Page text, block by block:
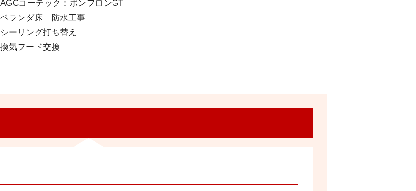
AGCコーテック：ボンフロンGT
ベランダ床 防水工事
シーリング打ち替え
換気フード交換